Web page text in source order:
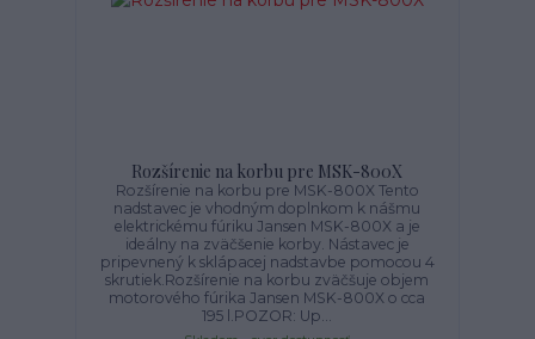
Rozšírenie na korbu pre MSK-800X
Rozšírenie na korbu pre MSK-800X Tento
nadstavec je vhodným doplnkom k nášmu
elektrickému fúriku Jansen MSK-800X a je
ideálny na zväčšenie korby. Nástavec je
pripevnený k sklápacej nadstavbe pomocou 4
skrutiek.Rozšírenie na korbu zväčšuje objem
motorového fúrika Jansen MSK-800X o cca
195 l.POZOR: Up...